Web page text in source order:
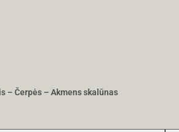
– Čerpės – Akmens skalūnas